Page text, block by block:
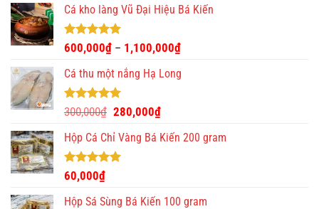
Cá kho làng Vũ Đại Hiệu Bá Kiến
Được xếp
hạng
4.93
5 sao
600,000₫ – 1,100,000₫
Cá thu một nắng Hạ Long
Được xếp
hạng
5.00
5 sao
300,000₫ Giá
là:
300,000₫.
280,000₫Giá
tại
Hộp Cá Chỉ Vàng Bá Kiến 200 gram
Được xếp
hạng
5.00
5 sao
60,000₫
Hộp Sá Sùng Bá Kiến 100 gram